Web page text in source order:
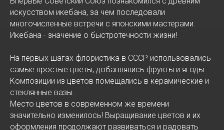
искусством икебана, за чем последовали
многочисленные встречи с японскими мастерами.
Икебана - значение о быстротечности жизни!
На первых шагах флористика в СССР использовались
самые простые цветы, добавлялись фрукты и ягоды.
Композиции из цветов помещались в керамические и
стеклянные вазы.
Место цветов в современном же времени
значительно изменилось! Выращивание цветов и их
оформления продолжают развиваться и радовать